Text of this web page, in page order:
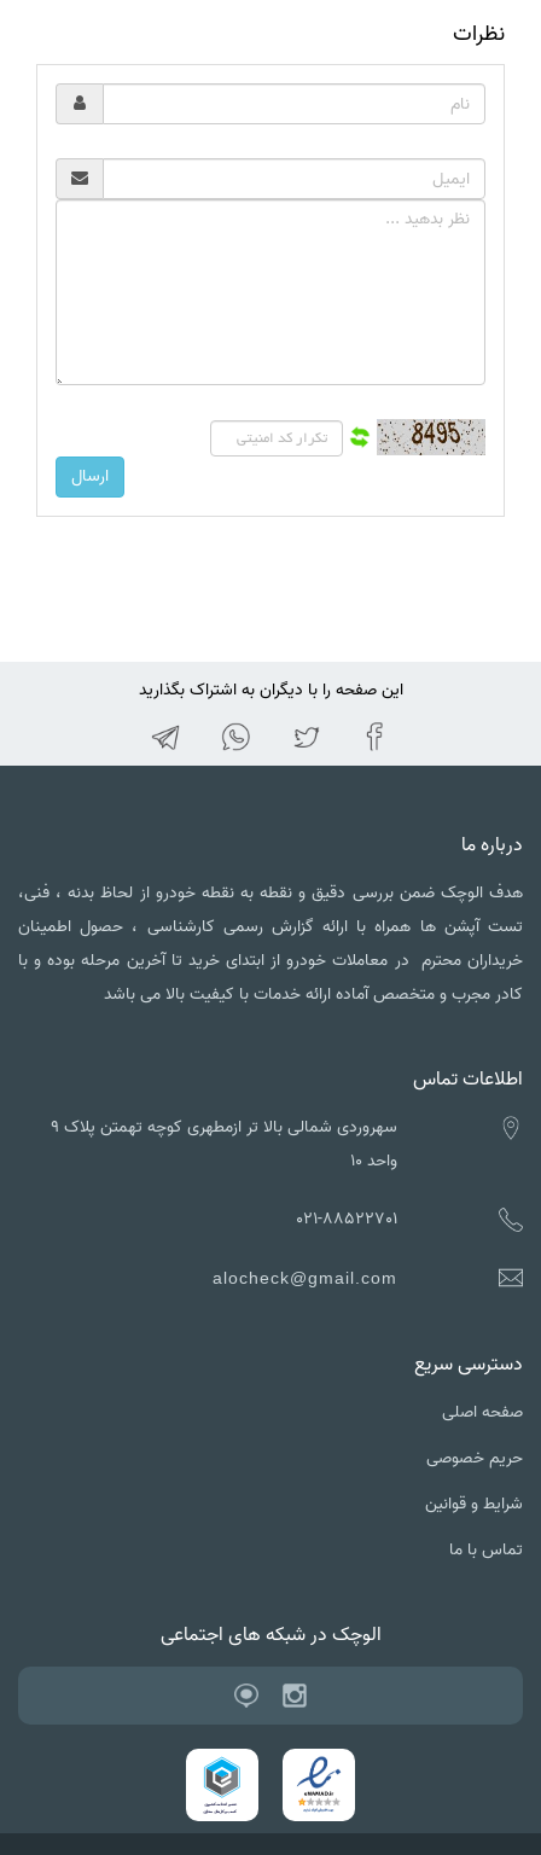
نظرات
این صفحه را با دیگران به اشتراک بگذارید
درباره ما
هدف الوچک ضمن بررسی دقیق و نقطه به نقطه خودرو از لحاظ بدنه ، فنی،
تست آپشن ها همراه با ارائه گزارش رسمی کارشناسی ، حصول اطمینان
خریداران محترم در معاملات خودرو از ابتدای خرید تا آخرین مرحله بوده و با
کادر مجرب و متخصص آماده ارائه خدمات با کیفیت بالا می باشد
اطلاعات تماس
سهروردی شمالی بالا تر ازمطهری کوچه تهمتن پلاک ۹
واحد ۱۰
021-88522701
alocheck@gmail.com
دسترسی سریع
صفحه اصلی
حریم خصوصی
شرایط و قوانین
تماس با ما
الوچک در شبکه های اجتماعی